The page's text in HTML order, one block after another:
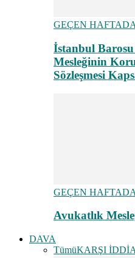
GEÇEN
İstanbul Barosu
Mesleğinin
Sözleşmesi
GEÇEN
Avukatlık
DAVA
TümüKARŞI